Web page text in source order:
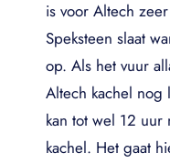
is voor Altech
Speksteen slaat
op. Als het vuur
Altech kachel nog
kan tot wel 12 uur
kachel. Het gaat